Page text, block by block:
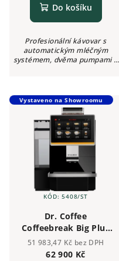
Do košíku
Profesionální kávovar s
automatickým mléčným
systémem, dvěma pumpami a
modifikovatelných...
Vystaveno na Showroomu
Dr. Coffee
Coffeebreak Big Plus
černá/stříbrná
51 983,47 Kč bez DPH
62 900 Kč
KÓD:5408/ST